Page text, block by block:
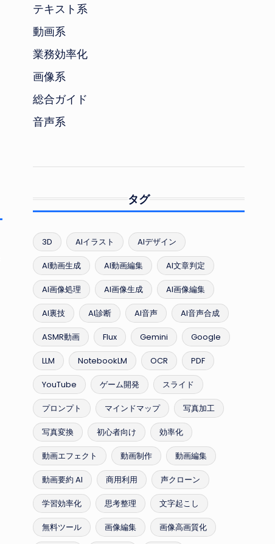
テキスト系
動画系
業務効率化
画像系
総合ガイド
音声系
タグ
3D AIイラスト AIデザイン
AI動画生成 AI動画編集 AI文章判定
AI画像処理 AI画像生成 AI画像編集
AI裏技 AI診断 AI音声 AI音声合成
ASMR動画 Flux Gemini Google
LLM NotebookLM OCR PDF
YouTube ゲーム開発 スライド
プロンプト マインドマップ 写真加工
写真変換 初心者向け 効率化
動画エフェクト 動画制作 動画編集
動画要約 AI 商用利用 声クローン
学習効率化 思考整理 文字起こし
無料ツール 画像編集 画像高画質化